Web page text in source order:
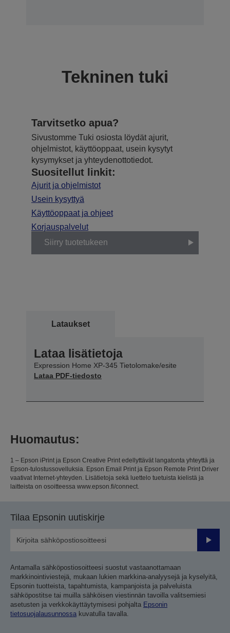
Tekninen tuki
Tarvitsetko apua?
Sivustomme Tuki osiosta löydät ajurit,
ohjelmistot, käyttöoppaat, usein kysytyt
kysymykset ja yhteydenottotiedot.
Suositellut linkit:
Ajurit ja ohjelmistot
Usein kysyttyä
Käyttöoppaat ja ohjeet
Korjauspalvelut
Siirry tuotetukeen
Lataukset
Lataa lisätietoja
Expression Home XP-345 Tietolomake/esite
Lataa PDF-tiedosto
Huomautus:
1 – Epson iPrint ja Epson Creative Print edellyttävät langatonta yhteyttä ja
Epson-tulostussovelluksia. Epson Email Print ja Epson Remote Print Driver
vaativat Internet-yhteyden. Lisätietoja sekä luettelo tuetuista kielistä ja
laitteista on osoitteessa www.epson.fi/connect.
Tilaa Epsonin uutiskirje
Lähetä
Antamalla sähköpostiosoitteesi suostut vastaanottamaan
markkinointiviestejä, mukaan lukien markkina-analyysejä ja kyselyitä,
Epsonin tuotteista, tapahtumista, kampanjoista ja palveluista
sähköpostitse tai muilla sähköisen viestinnän tavoilla valitsemiesi
asetusten ja verkkokäyttäytymisesi pohjalta Epsonin
tietosuojalausunnossa kuvatulla tavalla.